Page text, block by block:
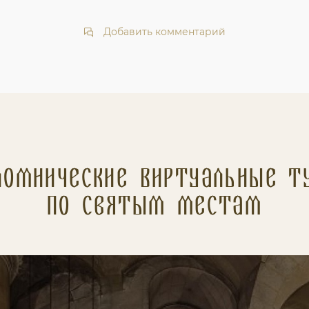
Добавить комментарий
Виртуальные
по святым местам